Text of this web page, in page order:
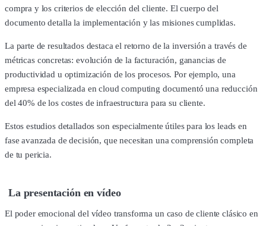
compra y los criterios de elección del cliente. El cuerpo del
documento detalla la implementación y las misiones cumplidas.
La parte de resultados destaca el retorno de la inversión a través de
métricas concretas: evolución de la facturación, ganancias de
productividad u optimización de los procesos. Por ejemplo, una
empresa especializada en cloud computing documentó una reducción
del 40% de los costes de infraestructura para su cliente.
Estos estudios detallados son especialmente útiles para los leads en
fase avanzada de decisión, que necesitan una comprensión completa
de tu pericia.
La presentación en vídeo
El poder emocional del vídeo transforma un caso de cliente clásico en